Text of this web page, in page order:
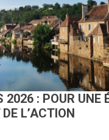
2026 : POUR UNE
L’ACTION